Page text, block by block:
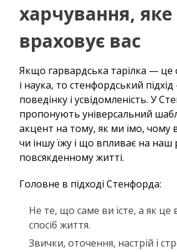
харчування, яке
враховує вас
Якщо гарвардська тарілка — це
і наука, то стенфордський
поведінку і усвідомленість. У
пропонують універсальний
акцент на тому, як ми їмо, чому
чи іншу їжу і що впливає на наш
повсякденному житті.
Головне в підході Стенфорда:
Не те, що саме ви їсте, а як це
спосіб життя.
Звички, оточення, настрій і